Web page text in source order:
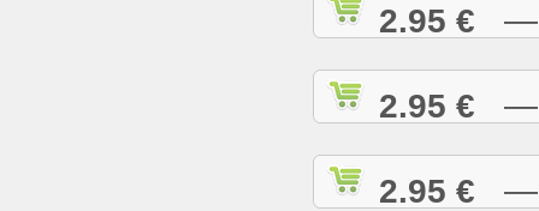
2.95 € —
2.95 € —
2.95 € —